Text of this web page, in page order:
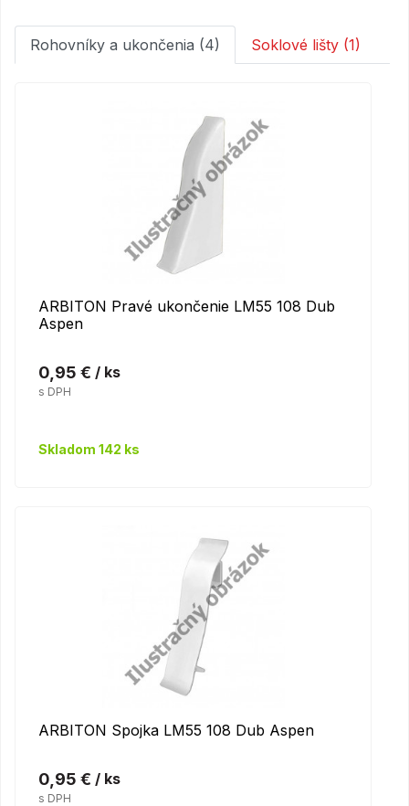
Rohovníky a ukončenia (4) Soklové lišty (1)
ARBITON Pravé ukončenie LM55 108 Dub
Aspen
0,95 € / ks
s DPH
Skladom 142 ks
ARBITON Spojka LM55 108 Dub Aspen
0,95 € / ks
s DPH